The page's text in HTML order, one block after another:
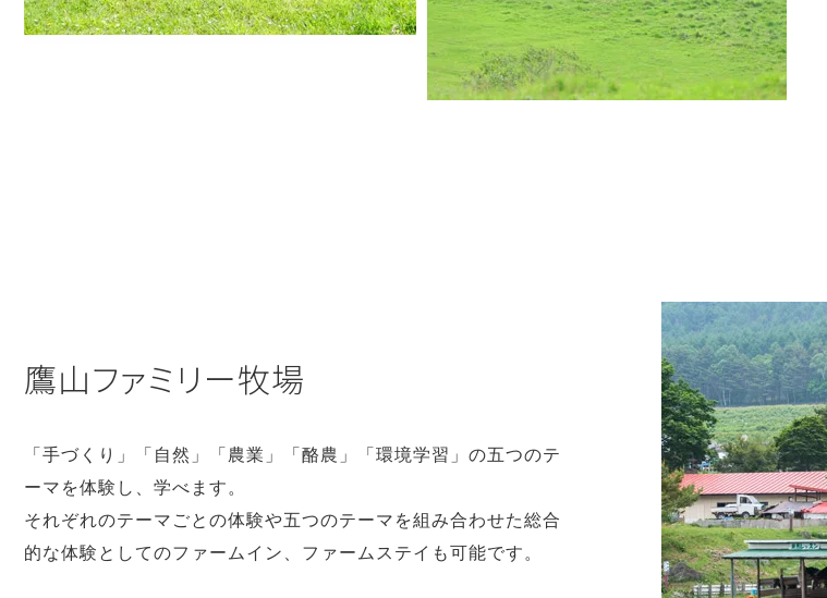
鷹山ファミリー牧場
「手づくり」「自然」「農業」「酪農」「環境学習」の五つのテ
ーマを体験し、学べます。
それぞれのテーマごとの体験や五つのテーマを組み合わせた総合
的な体験としてのファームイン、ファームステイも可能です。